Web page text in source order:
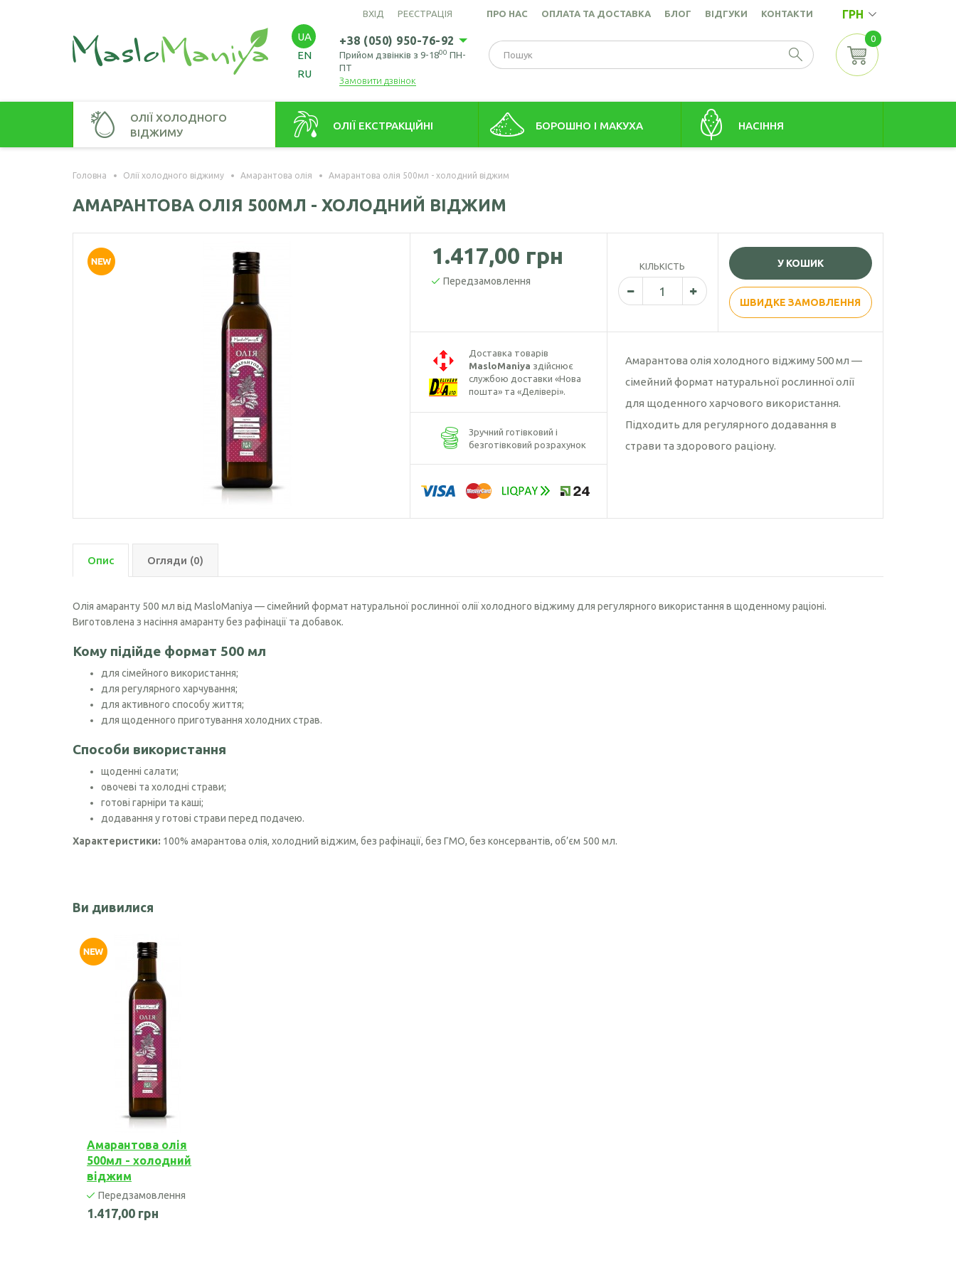
ВХІД РЕЄСТРАЦІЯ ПРО НАС ОПЛАТА ТА ДОСТАВКА БЛОГ ВІДГУКИ КОНТАКТИ ГРН
UA
EN
RU
+38 (050) 950-76-92
Прийом дзвінків з 9-1800 ПН-
ПТ
Замовити дзвінок
0
ОЛІЇ ХОЛОДНОГО
ВІДЖИМУ
Кавунових кісточок олія
Гірчична олія
Оливкова олія
Рижієва олія
Часникова олія
Ядер кондитерського соняшника
Кокосова олія
ОЛІЇ ЕКСТРАКЦІЙНІ БОРОШНО І МАКУХА
Борошно гірчичне
Борошно зародків пшениці
Борошно лляне
Борошно розторопші
НАСІННЯ
Насіння льону коричневого
Насіння розторопші
Головна Олії холодного віджиму Амарантова олія Амарантова олія 500мл - холодний віджим
АМАРАНТОВА ОЛІЯ 500МЛ - ХОЛОДНИЙ ВІДЖИМ
1.417,00 грн
Передзамовлення
КІЛЬКІСТЬ У КОШИК
ШВИДКЕ ЗАМОВЛЕННЯ
Доставка товарів
MasloManiya здійснює
службою доставки «Нова
пошта» та «Делівері».
Зручний готівковий і
безготівковий розрахунок
Амарантова олія холодного віджиму 500 мл —
сімейний формат натуральної рослинної олії
для щоденного харчового використання.
Підходить для регулярного додавання в
страви та здорового раціону.
Опис Огляди (0)
Олія амаранту 500 мл від MasloManiya — сімейний формат натуральної рослинної олії холодного віджиму для регулярного використання в щоденному раціоні.
Виготовлена з насіння амаранту без рафінації та добавок.
Кому підійде формат 500 мл
для сімейного використання;
для регулярного харчування;
для активного способу життя;
для щоденного приготування холодних страв.
Способи використання
щоденні салати;
овочеві та холодні страви;
готові гарніри та каші;
додавання у готові страви перед подачею.
Характеристики: 100% амарантова олія, холодний віджим, без рафінації, без ГМО, без консервантів, об’єм 500 мл.
Ви дивилися
Амарантова олія
500мл - холодний
віджим
Передзамовлення
1.417,00 грн